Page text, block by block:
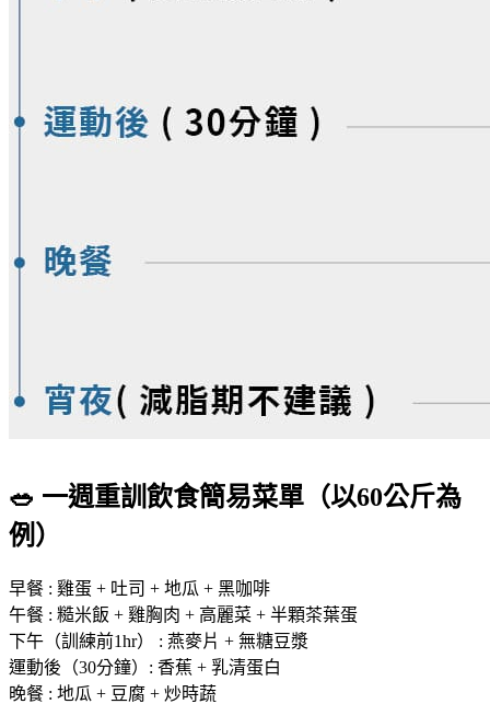
🥗 一週重訓飲食簡易菜單（以60公斤為
例）
早餐 : 雞蛋 + 吐司 + 地瓜 + 黑咖啡
午餐 : 糙米飯 + 雞胸肉 + 高麗菜 + 半顆茶葉蛋
下午（訓練前1hr） : 燕麥片 + 無糖豆漿
運動後（30分鐘）: 香蕉 + 乳清蛋白
晚餐 : 地瓜 + 豆腐 + 炒時蔬